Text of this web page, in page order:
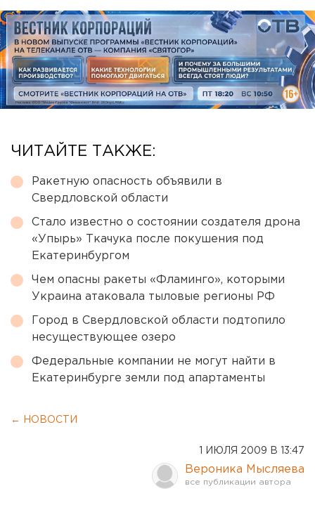
ЧИТАЙТЕ ТАКЖЕ:
Ракетную опасность объявили в
Свердловской области
Стало известно о состоянии создателя дрона
«Упырь» Ткачука после покушения под
Екатеринбургом
Чем опасны ракеты «Фламинго», которыми
Украина атаковала тыловые регионы РФ
Город в Свердловской области подтопило
несуществующее озеро
Федеральные компании не могут найти в
Екатеринбурге земли под апартаменты
← НОВОСТИ
1 ИЮЛЯ 2009 В 13:47
Вероника Мысляева